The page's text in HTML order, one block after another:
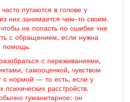
путаются в голове у
них занимается чем-то своим.
не попасть по ошибке «не
с обращением, если нужна
помощь.
с переживаниями,
самооценкой, чувством
с нормой — то есть, если у
психических расстройств.
гуманитарное: он